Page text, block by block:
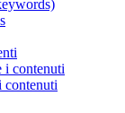
i contenuti
contenuti